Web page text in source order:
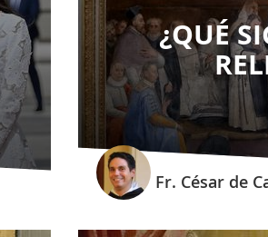
¿QUÉ
Fr. César de